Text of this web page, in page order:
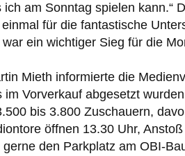
am Sonntag spielen kann.“
für die fantastische
ein wichtiger Sieg für die
Mieth informierte die
im Vorverkauf abgesetzt
bis 3.800 Zuschauern,
öffnen 13.30 Uhr,
den Parkplatz am OBI-